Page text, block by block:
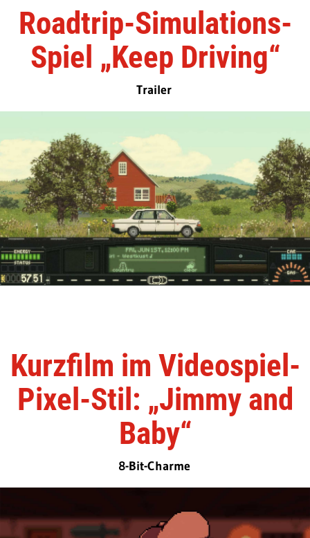
Roadtrip-Simulations-
Spiel „Keep Driving“
Trailer
Kurzfilm im Videospiel-
Pixel-Stil: „Jimmy and
Baby“
8-Bit-Charme